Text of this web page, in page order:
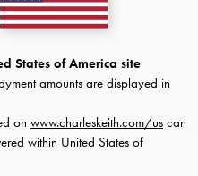
0
0
0
0
レビューを書く
States of America site
amounts are displayed in
on www.charleskeith.com/us can
within United States of